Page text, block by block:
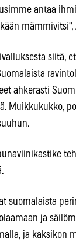
antaa
mämmivitsi",
siitä,
ahkerasti
Muikkukukko,
suomalaista
ja
ja kaksikon